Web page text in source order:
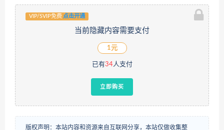
VIP/SVIP免费 点击开通
当前隐藏内容需要支付
1元
已有34人支付
立即购买
版权声明：本站内容和资源来自互联网分享，本站仅做收集整